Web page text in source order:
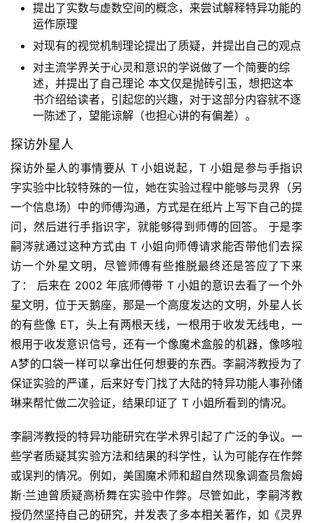
提出了实数与虚数空间的概念，来尝试解释特异功能的
运作原理
对现有的视觉机制理论提出了质疑，并提出自己的观点
对主流学界关于心灵和意识的学说做了一个简要的综
述，并提出了自己理论 本文仅是抛砖引玉，想把这本
书介绍给读者，引起您的兴趣，对于这部分内容就不逐
一陈述了，望能谅解（也担心讲的有偏差）。
探访外星人
探访外星人的事情要从 T 小姐说起，T 小姐是参与手指识
字实验中比较特殊的一位，她在实验过程中能够与灵界（另
一个信息场）中的师傅沟通，方式是在纸片上写下自己的提
问，然后进行手指识字，就能够得到师傅的回答。 于是李
嗣涔就通过这种方式由 T 小姐向师傅请求能否带他们去探
访一个外星文明，尽管师傅有些推脱最终还是答应了下来
了： 后来在 2002 年底师傅带 T 小姐的意识去看了一个外
星文明，位于天鹅座，那是一个高度发达的文明，外星人长
的有些像 ET，头上有两根天线，一根用于收发无线电，一
根用于收发意识信号，还有一个像魔术盒般的机器，像哆啦
A梦的口袋一样可以拿出任何想要的东西。李嗣涔教授为了
保证实验的严谨，后来好专门找了大陆的特异功能人事孙储
琳来帮忙做二次验证，结果印证了 T 小姐所看到的情况。
李嗣涔教授的特异功能研究在学术界引起了广泛的争议。一
些学者质疑其实验方法和结果的科学性，认为可能存在作弊
或误判的情况。例如，美国魔术师和超自然现象调查员詹姆
斯·兰迪曾质疑高桥舞在实验中作弊。尽管如此，李嗣涔教
授仍然坚持自己的研究，并发表了多本相关著作，如《灵界